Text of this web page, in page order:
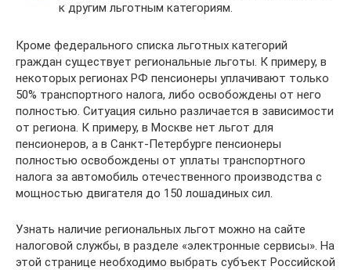
к другим льготным категориям.
Кроме федерального списка льготных категорий
граждан существует региональные льготы. К примеру, в
некоторых регионах РФ пенсионеры уплачивают только
50% транспортного налога, либо освобождены от него
полностью. Ситуация сильно различается в зависимости
от региона. К примеру, в Москве нет льгот для
пенсионеров, а в Санкт-Петербурге пенсионеры
полностью освобождены от уплаты транспортного
налога за автомобиль отечественного производства с
мощностью двигателя до 150 лошадиных сил.
Узнать наличие региональных льгот можно на сайте
налоговой службы, в разделе «электронные сервисы». На
этой странице необходимо выбрать субъект Российской